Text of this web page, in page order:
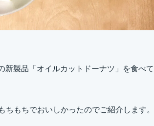
新製品「オイルカットドーナツ」を食べて
もちでおいしかったのでご紹介します。